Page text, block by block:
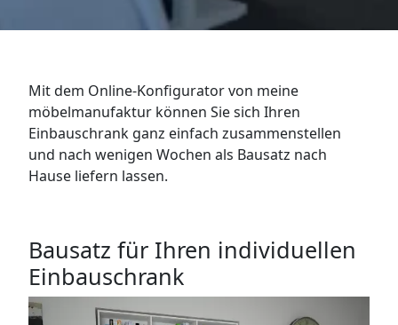
Mit dem Online-Konfigurator von meine
möbelmanufaktur können Sie sich Ihren
Einbauschrank ganz einfach zusammenstellen
und nach wenigen Wochen als Bausatz nach
Hause liefern lassen.
Bausatz für Ihren individuellen
Einbauschrank
ALLE ANZEIGEN